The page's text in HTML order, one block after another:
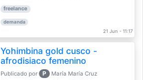
freelance
demanda
21 Jun - 11:17
Yohimbina gold cusco -
afrodisiaco femenino
Publicado por P
María María Cruz